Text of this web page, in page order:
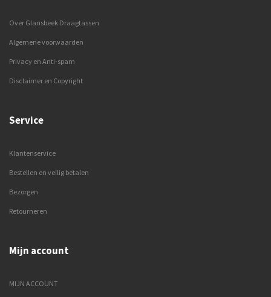
Over Glansbeek Draagtassen
Algemene voorwaarden
Privacy en Anti-spam
Disclaimer en Copyright
Service
Klantenservice
Bestellen en veilig betalen
Bezorgen
Retourneren
Mijn account
MIJN ACCOUNT